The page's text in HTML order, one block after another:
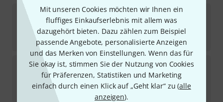
Mit unseren Cookies möchten wir Ihnen ein
fluffiges Einkaufserlebnis mit allem was
dazugehört bieten. Dazu zählen zum Beispiel
passende Angebote, personalisierte Anzeigen
und das Merken von Einstellungen. Wenn das für
Sie okay ist, stimmen Sie der Nutzung von Cookies
für Präferenzen, Statistiken und Marketing
einfach durch einen Klick auf „Geht klar“ zu (alle
anzeigen).
RZ Clarinets Conservatory Bb-Clarin B-Stock
Sofort lieferbar
1.599€
RZ Clarinets Solo D Bb-Clarinet 18/6
Auf Anfrage